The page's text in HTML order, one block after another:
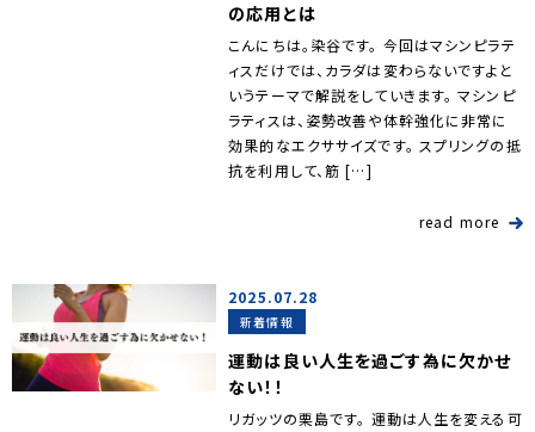
の応用とは
こんにちは。染谷です。 今回はマシンピラテ
ィスだけでは、カラダは変わらないですよと
いうテーマで解説をしていきます。 マシンピ
ラティスは、姿勢改善や体幹強化に非常に
効果的なエクササイズです。 スプリングの抵
抗を利用して、筋 […]
read more
2025.07.28
新着情報
運動は良い人生を過ごす為に欠かせ
ない！！
リガッツの栗島です。 運動は人生を変える可